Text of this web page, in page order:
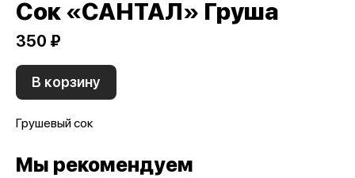
Сок «САНТАЛ» Груша
350 ₽
В корзину
Грушевый сок
Мы рекомендуем